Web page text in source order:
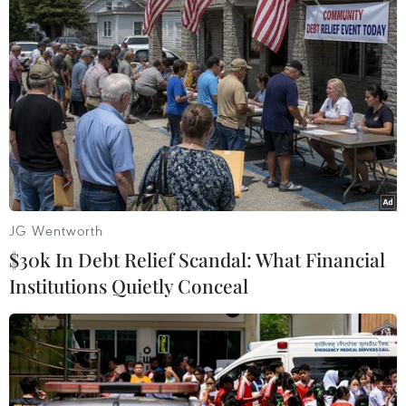
#chạy án #vận chuyển trái phép
#đơn tố giác
TP. Hà Nội
JG Wentworth
$30k In Debt Relief Scandal: What Financial
Institutions Quietly Conceal